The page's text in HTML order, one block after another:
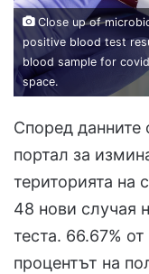
Close up of
positive blood test
blood sample for
space.
Според
портал за
територията на
48 нови случая
теста. 66.67%
процентът на